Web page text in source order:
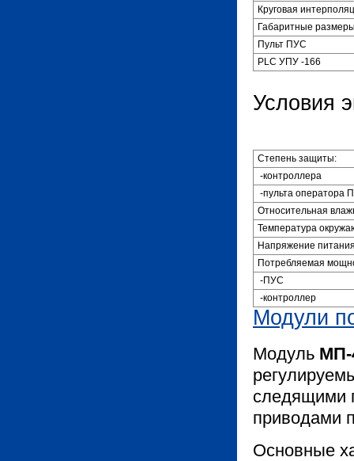
Круговая
Габаритные
Пульт ПУС
PLC УПУ -166
Условия
Степень защиты:
-контроллера
-пульта оператора
Относительная
Температура
Напряжение
Потребляемая
-ПУС
-контроллер
Модули
Модуль МП-
следящими
приводами
Основные